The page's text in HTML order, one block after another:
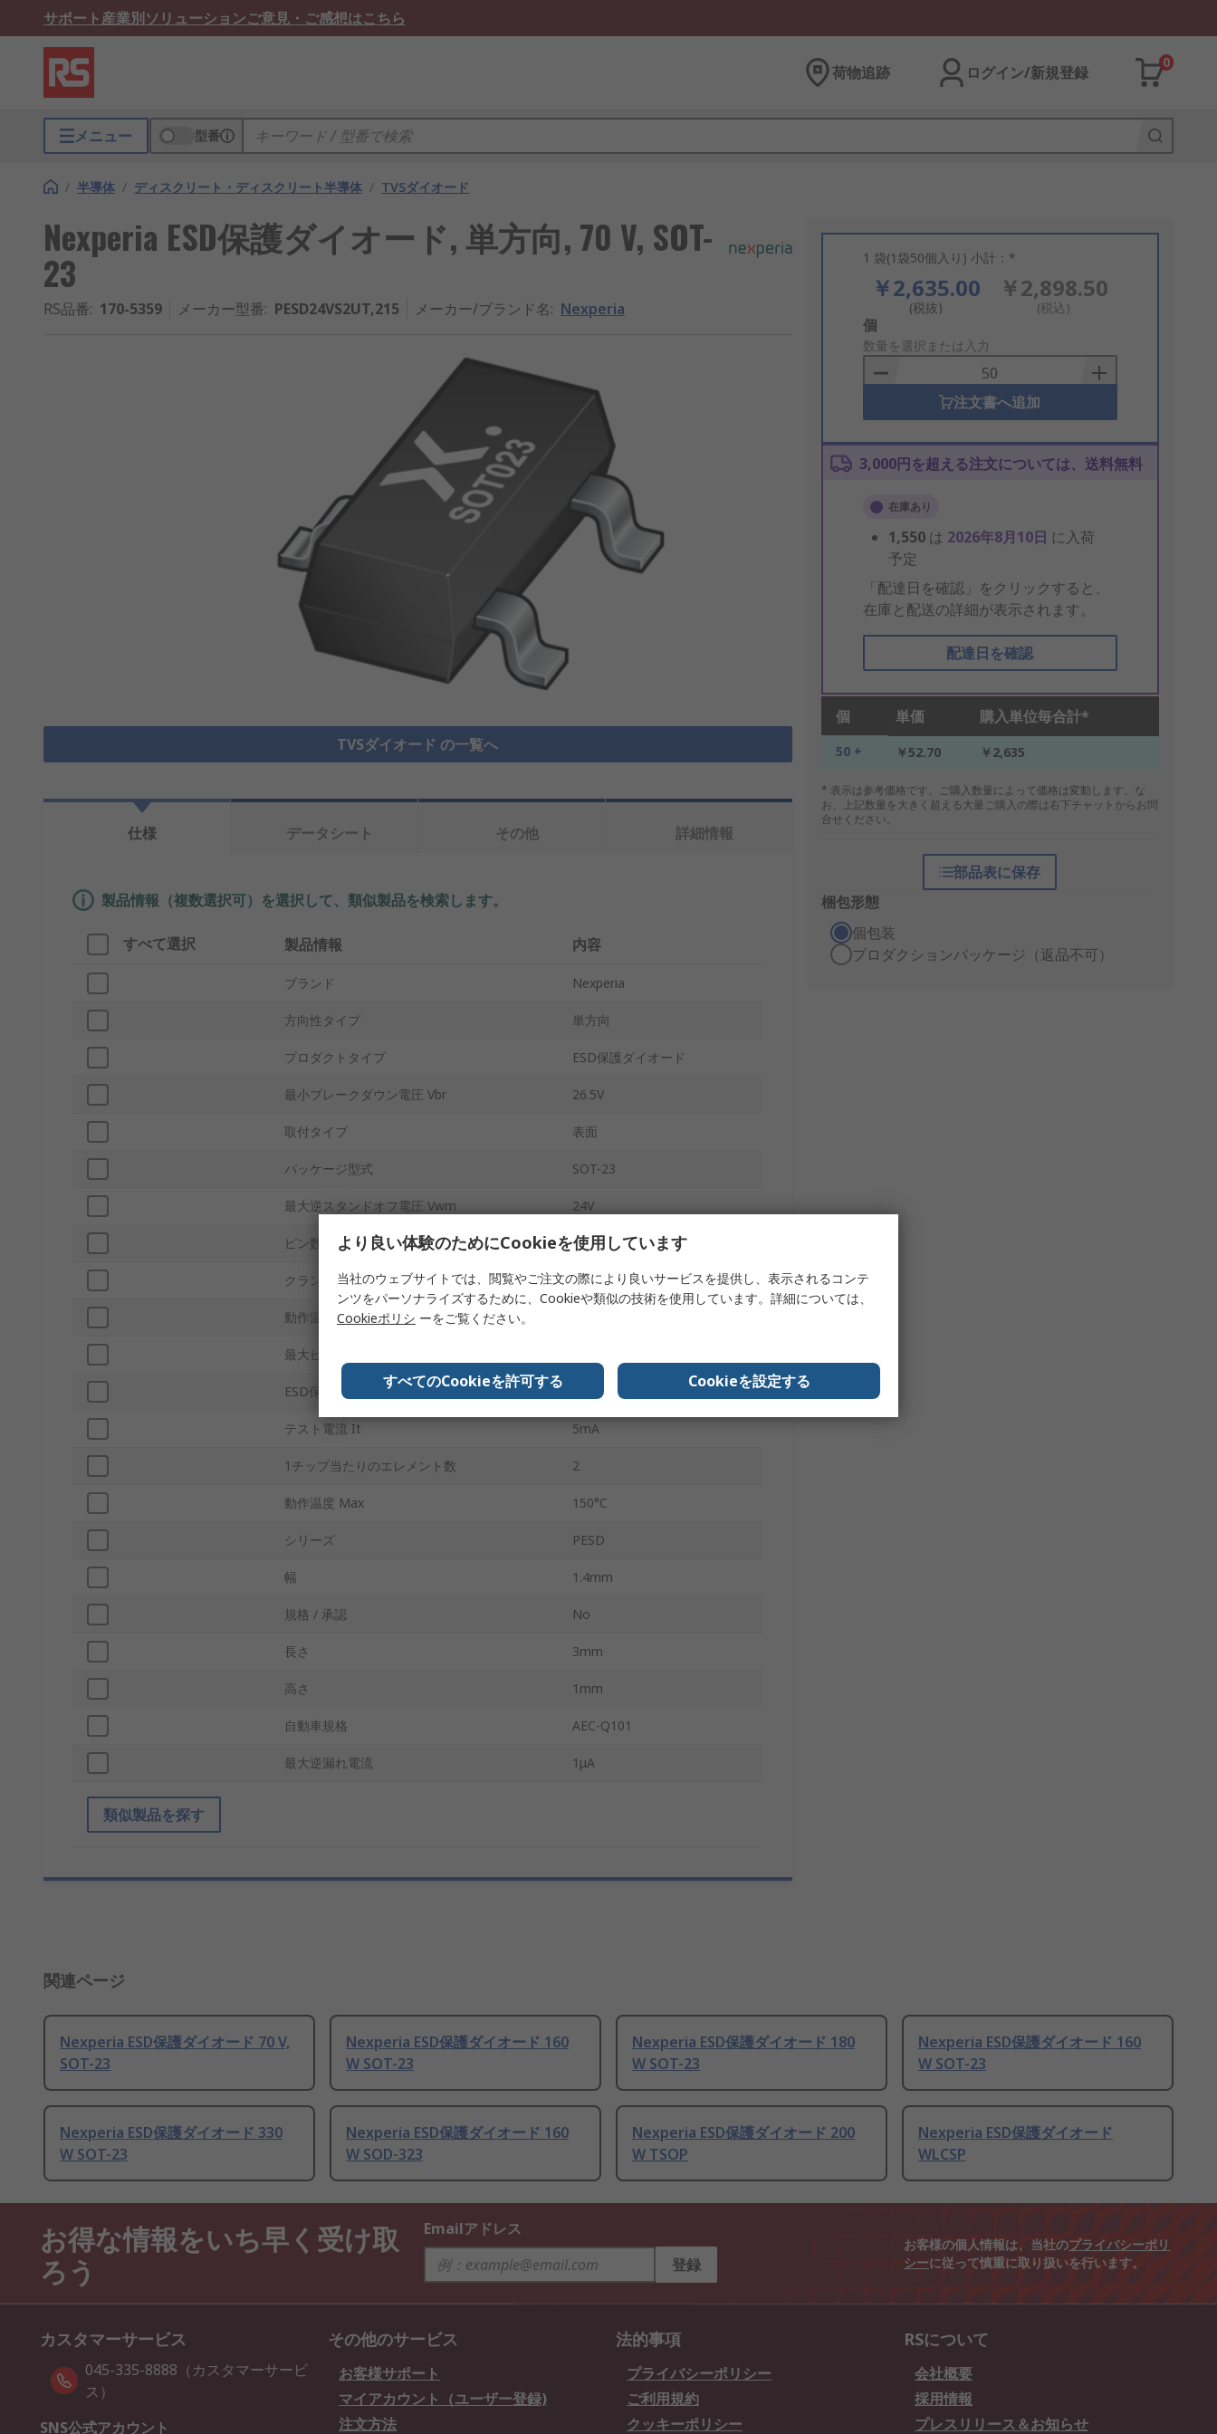
サポート産業別ソリューションご意見・ご感想はこちら
荷物追跡 ログイン/新規登録
0
メニュー 型番
/ 半導体 / ディスクリート・ディスクリート半導体 / TVSダイオード
Nexperia ESD保護ダイオード, 単方向, 70 V, SOT-
23
RS品番: 170-5359 メーカー型番: PESD24VS2UT,215 メーカー/ブランド名: Nexperia
TVSダイオード の一覧へ
1 袋(1袋50個入り) 小計：*
￥2,635.00
(税抜)
￥2,898.50
(税込)
Add
to
Basket
個
数量を選択または入力
注文書へ追加
3,000円を超える注文については、送料無料
在庫あり
1,550 は 2026年8月10日 に入荷
予定
「配達日を確認」をクリックすると、
在庫と配送の詳細が表示されます。
配達日を確認
個 単価 購入単位毎合計*
50 + ￥52.70 ￥2,635
* 表示は参考価格です。ご購入数量によって価格は変動します。な
お、上記数量を大きく超える大量ご購入の際は右下チャットからお問
合せください。
部品表に保存
梱包形態
個包装
プロダクションパッケージ（返品不可）
仕様 データシート その他 詳細情報
製品情報（複数選択可）を選択して、類似製品を検索します。
すべて選択 製品情報 内容
ブランド Nexperia
方向性タイプ 単方向
プロダクトタイプ ESD保護ダイオード
最小ブレークダウン電圧 Vbr 26.5V
取付タイプ 表面
パッケージ型式 SOT-23
最大逆スタンドオフ電圧 Vwm 24V
ピン数 3
クランピング電圧（VC） 70V
動作温度 Min
最大ピークパルス電流Ippm
ESD保護
テスト電流 It 5mA
1チップ当たりのエレメント数 2
動作温度 Max 150°C
シリーズ PESD
幅 1.4mm
規格 / 承認 No
長さ 3mm
高さ 1mm
自動車規格 AEC-Q101
最大逆漏れ電流 1μA
類似製品を探す
関連ページ
Nexperia ESD保護ダイオード 70 V,
SOT-23
Nexperia ESD保護ダイオード 160
W SOT-23
Nexperia ESD保護ダイオード 180
W SOT-23
Nexperia ESD保護ダイオード 160
W SOT-23
Nexperia ESD保護ダイオード 330
W SOT-23
Nexperia ESD保護ダイオード 160
W SOD-323
Nexperia ESD保護ダイオード 200
W TSOP
Nexperia ESD保護ダイオード
WLCSP
お得な情報をいち早く受け取
ろう
Emailアドレス
登録
お客様の個人情報は、当社のプライバシーポリ
シーに従って慎重に取り扱いを行います。
カスタマーサービス
045-335-8888（カスタマーサービ
ス）
SNS公式アカウント
その他のサービス
お客様サポート
マイアカウント（ユーザー登録)
注文方法
法的事項
プライバシーポリシー
ご利用規約
クッキーポリシー
RSについて
会社概要
採用情報
プレスリリース＆お知らせ
より良い体験のためにCookieを使用しています
当社のウェブサイトでは、閲覧やご注文の際により良いサービスを提供し、表示されるコンテ
ンツをパーソナライズするために、Cookieや類似の技術を使用しています。詳細については、
Cookieポリシ ーをご覧ください。
すべてのCookieを許可する Cookieを設定する